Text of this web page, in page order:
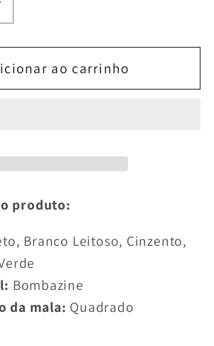
ao carrinho
produto:
Branco Leitoso, Cinzento,
Bombazine
da mala: Quadrado